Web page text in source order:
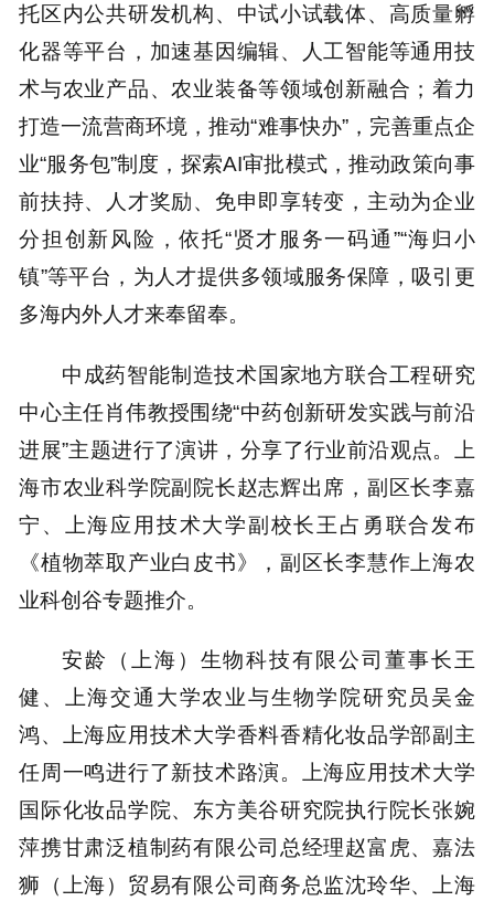
托区内公共研发机构、中试小试载体、高质量孵
化器等平台，加速基因编辑、人工智能等通用技
术与农业产品、农业装备等领域创新融合；着力
打造一流营商环境，推动“难事快办”，完善重点企
业“服务包”制度，探索AI审批模式，推动政策向事
前扶持、人才奖励、免申即享转变，主动为企业
分担创新风险，依托“贤才服务一码通”“海归小
镇”等平台，为人才提供多领域服务保障，吸引更
多海内外人才来奉留奉。
中成药智能制造技术国家地方联合工程研究
中心主任肖伟教授围绕“中药创新研发实践与前沿
进展”主题进行了演讲，分享了行业前沿观点。上
海市农业科学院副院长赵志辉出席，副区长李嘉
宁、上海应用技术大学副校长王占勇联合发布
《植物萃取产业白皮书》，副区长李慧作上海农
业科创谷专题推介。
安龄（上海）生物科技有限公司董事长王
健、上海交通大学农业与生物学院研究员吴金
鸿、上海应用技术大学香料香精化妆品学部副主
任周一鸣进行了新技术路演。上海应用技术大学
国际化妆品学院、东方美谷研究院执行院长张婉
萍携甘肃泛植制药有限公司总经理赵富虎、嘉法
狮（上海）贸易有限公司商务总监沈玲华、上海